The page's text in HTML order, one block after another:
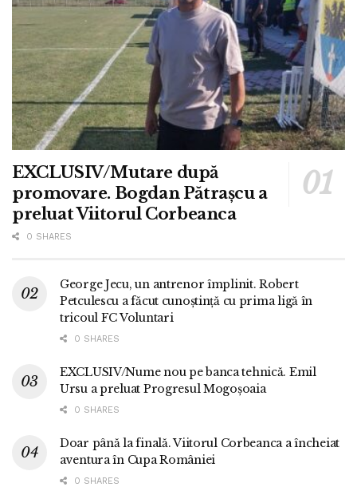
EXCLUSIV/Mutare după
promovare. Bogdan Pătrașcu a
preluat Viitorul Corbeanca
0 SHARES
George Jecu, un antrenor împlinit. Robert
Petculescu a făcut cunoștință cu prima ligă în
tricoul FC Voluntari
0 SHARES
EXCLUSIV/Nume nou pe banca tehnică. Emil
Ursu a preluat Progresul Mogoșoaia
0 SHARES
Doar până la finală. Viitorul Corbeanca a încheiat
aventura în Cupa României
0 SHARES